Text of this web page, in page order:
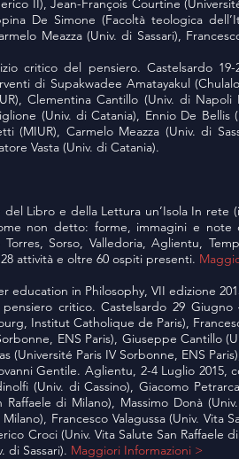
II), Jean-François Courtine
De Simone (Facoltà teologica
Meazza (Univ. di Sassari),
critico del pensiero. Castelsardo
di Supakwadee Amatayakul
Clementina Cantillo (Univ. di Napoli
(Univ. di Catania), Ennio De
(MIUR), Carmelo Meazza (Univ. di
Vasta (Univ. di Catania).
del Libro e della Lettura un’Isola In
non detto: forme, immagini e note
Sorso, Valledoria, Aglientu,
attività e oltre 60 ospiti presenti.
education in Philosophy, VII edizione
pensiero critico. Castelsardo 29
Institut Catholique de Paris),
ENS Paris), Giuseppe Cantillo
(Université Paris IV Sorbonne, ENS
Gentile. Aglientu, 2-4 Luglio
(Univ. di Cassino), Giacomo
Raffaele di Milano), Massimo Donà
Francesco Valagussa (Univ. Vita
Croci (Univ. Vita Salute San Raffaele
di Sassari). Maggiori Informazioni >